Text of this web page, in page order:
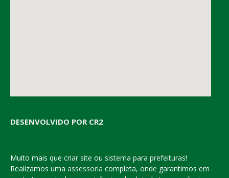
DESENVOLVIDO POR CR2
Muito mais que criar site ou sistema para prefeituras!
Realizamos uma assessoria completa, onde garantimos em